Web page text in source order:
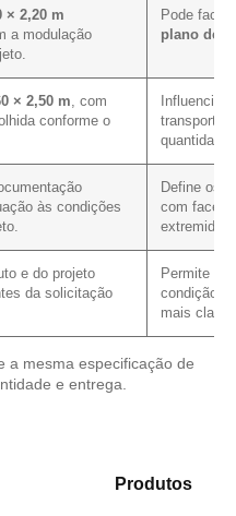
× 2,20 m
a modulação
Pode
plano de
× 2,50 m , com
conforme o
Influencia
transporte,
quantidade
às condições
Define os
com faces,
e do projeto
da solicitação
Permite
condição
mais
a mesma especificação de
e entrega.
Produtos